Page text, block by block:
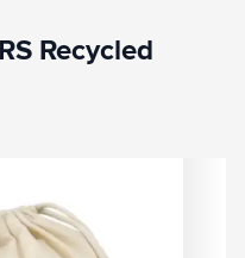
écran
Recycled